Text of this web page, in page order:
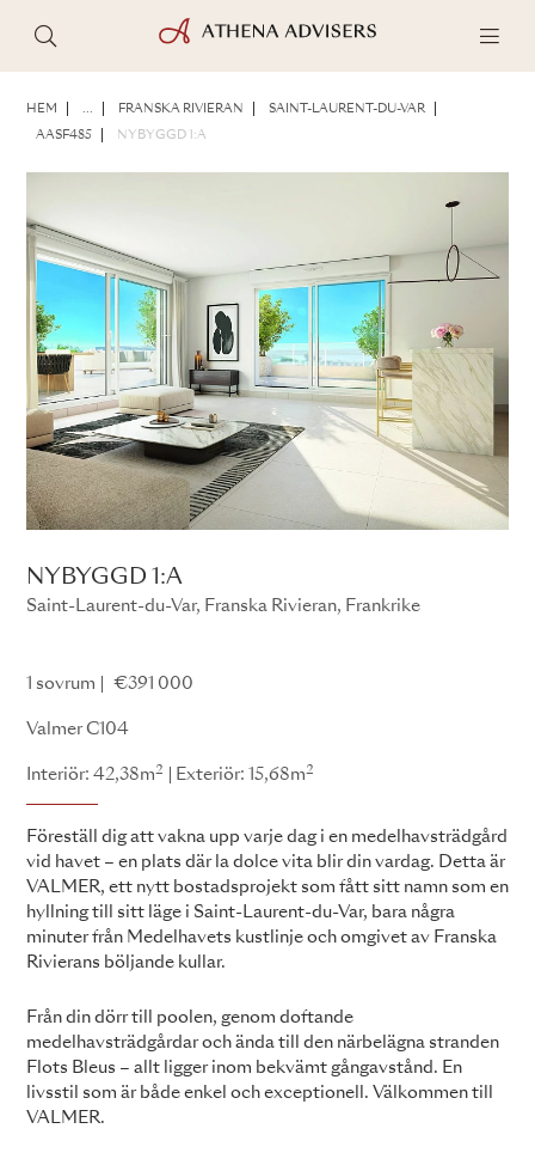
HEM ... FRANSKA RIVIERAN SAINT-LAURENT-DU-VAR
AASF485 NYBYGGD 1:A
NYBYGGD 1:A
Saint-Laurent-du-Var, Franska Rivieran, Frankrike
1 sovrum €391 000
Valmer C104
Interiör: 42,38m2 Exteriör: 15,68m2
Föreställ dig att vakna upp varje dag i en medelhavsträdgård
vid havet – en plats där la dolce vita blir din vardag. Detta är
VALMER, ett nytt bostadsprojekt som fått sitt namn som en
hyllning till sitt läge i Saint-Laurent-du-Var, bara några
minuter från Medelhavets kustlinje och omgivet av Franska
Rivierans böljande kullar.
Från din dörr till poolen, genom doftande
medelhavsträdgårdar och ända till den närbelägna stranden
Flots Bleus – allt ligger inom bekvämt gångavstånd. En
livsstil som är både enkel och exceptionell. Välkommen till
VALMER.